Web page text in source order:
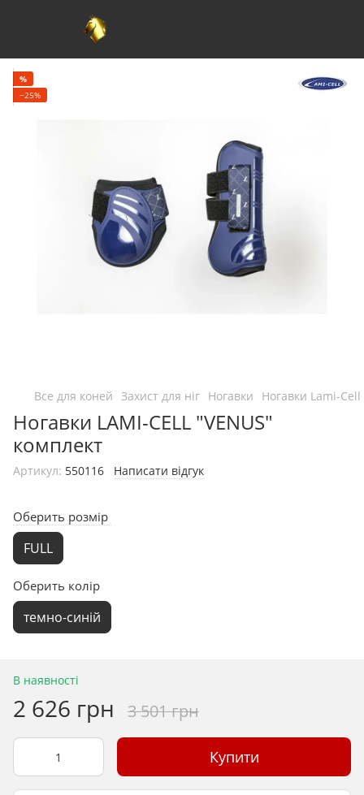
%
−25%
Все для коней Захист для ніг Ногавки Ногавки Lami-Cell
Ногавки LAMI-CELL "VENUS"
комплект
Артикул: 550116 Написати відгук
Оберить розмір
FULL
Оберить колір
темно-синій
В наявності
2 626 грн 3 501 грн
Купити